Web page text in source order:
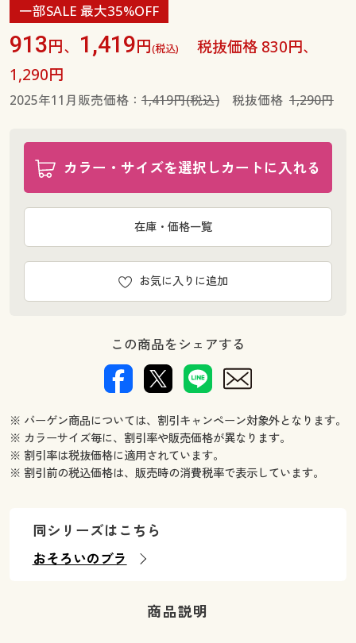
一部SALE 最大35%OFF
913円、 1,419円(税込)
税抜価格 830円、
1,290円
2025年11月販売価格： 1,419円(税込)税抜価格 1,290円
カラー・サイズを選択しカートに入れる
お気に入りに追加
在庫・価格一覧
この商品をシェアする
※ バーゲン商品については、割引キャンペーン対象外となります。
※ カラーサイズ毎に、割引率や販売価格が異なります。
※ 割引率は税抜価格に適用されています。
※ 割引前の税込価格は、販売時の消費税率で表示しています。
同シリーズはこちら
おそろいのブラ
商品説明